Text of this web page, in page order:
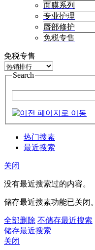
面膜系列
专业护理
唇部修护
免税专售
免税专售
Search
热门搜素
最近搜索
关闭
没有最近搜索过的内容。
储存最近搜素功能已关闭。
全部删除 不储存最近搜索
储存最近搜索
关闭